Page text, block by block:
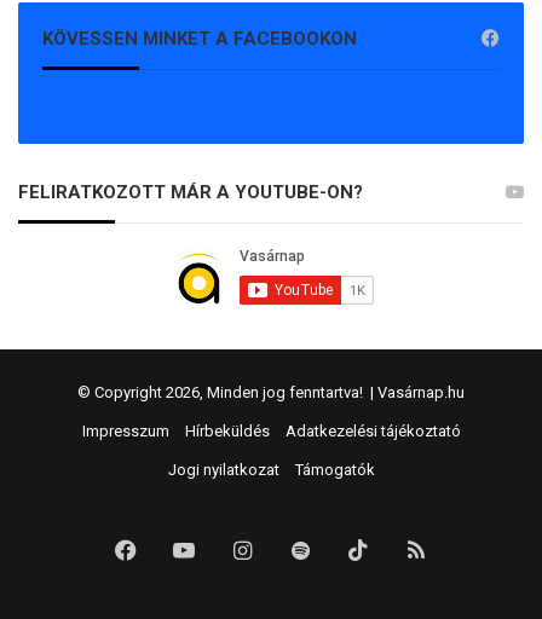
KÖVESSEN MINKET A FACEBOOKON
FELIRATKOZOTT MÁR A YOUTUBE-ON?
© Copyright 2026, Minden jog fenntartva! | Vasárnap.hu
Impresszum Hírbeküldés Adatkezelési tájékoztató
Jogi nyilatkozat Támogatók
FacebookYouTubeInstagram
Spotify TikTok